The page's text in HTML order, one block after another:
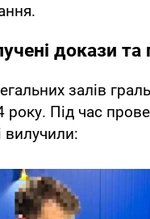
докази та
залів
року. Під час
вилучили: